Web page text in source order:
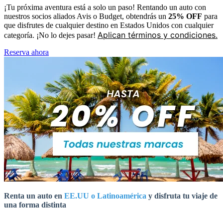
¡Tu próxima aventura está a solo un paso! Rentando un auto con
nuestros socios aliados Avis o Budget, obtendrás un 25% OFF para
que disfrutes de cualquier destino en Estados Unidos con cualquier
categoría. ¡No lo dejes pasar! Aplican términos y condiciones.
Reserva ahora
Renta un auto en EE.UU o Latinoamérica y disfruta tu viaje de
una forma distinta